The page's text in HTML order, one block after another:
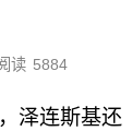
读 5884
泽连斯基还